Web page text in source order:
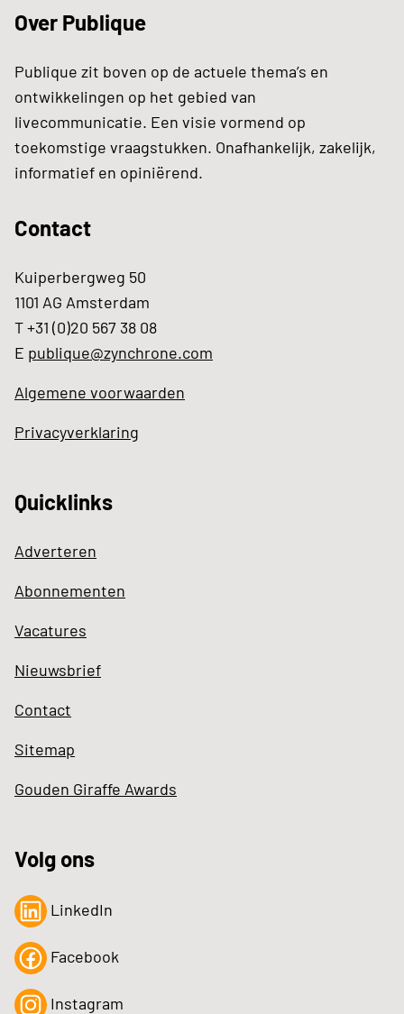
Over Publique
Publique zit boven op de actuele thema’s en
ontwikkelingen op het gebied van
livecommunicatie. Een visie vormend op
toekomstige vraagstukken. Onafhankelijk, zakelijk,
informatief en opiniërend.
Contact
Kuiperbergweg 50
1101 AG Amsterdam
T +31 (0)20 567 38 08
E publique@zynchrone.com
Algemene voorwaarden
Privacyverklaring
Quicklinks
Adverteren
Abonnementen
Vacatures
Nieuwsbrief
Contact
Sitemap
Gouden Giraffe Awards
Volg ons
LinkedIn
Facebook
Instagram